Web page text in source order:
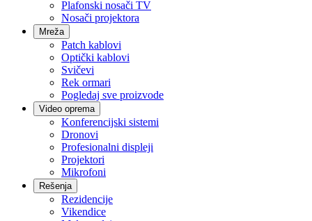
Plafonski nosači TV
Nosači projektora
Mreža
Patch kablovi
Optički kablovi
Svičevi
Rek ormari
Pogledaj sve proizvode
Video oprema
Konferencijski sistemi
Dronovi
Profesionalni displeji
Projektori
Mikrofoni
Rešenja
Rezidencije
Vikendice